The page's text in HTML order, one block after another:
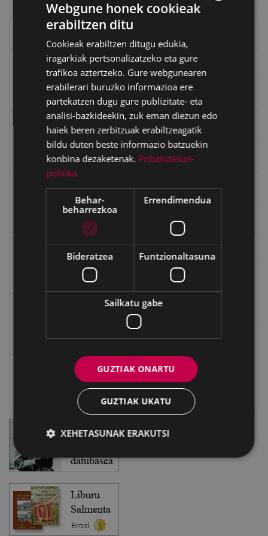
eta kitto
Goi Argi aldizkaria
Kultura egitaraua
Bidegileak
Txostenak eta dokumentuak
Eibarko Fonoteka
Eibarko Idazlanen Datu-basea
Webgune honek cookieak
erabiltzen ditu
Cookieak erabiltzen ditugu edukia,
iragarkiak pertsonalizatzeko eta gure
trafikoa aztertzeko. Gure webgunearen
erabilerari buruzko informazioa ere
partekatzen dugu gure publizitate- eta
analisi-bazkideekin, zuk eman diezun edo
haiek beren zerbitzuak erabiltzeagatik
bildu duten beste informazio batzuekin
konbina dezaketenak. Pribatutasun-
politika
Behar-
beharrezkoa
Errendimendua
Bideratzea Funtzionaltasuna
Sailkatu gabe
GUZTIAK ONARTU
GUZTIAK UKATU
XEHETASUNAK ERAKUTSI